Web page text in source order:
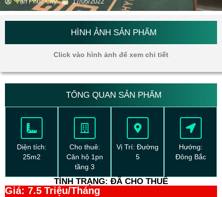
HÌNH ẢNH SẢN PHẨM
Click vào hình ảnh để xem chi tiết
TỔNG QUAN SẢN PHẨM
Diện tích:
25m2
Cho thuê:
Căn hộ 1pn
tầng 3
Vị Trí: Đường
5
Hướng:
Đông Bắc
TÌNH TRẠNG: ĐÃ CHO THUÊ
Giá: 7.5 Triệu/Tháng